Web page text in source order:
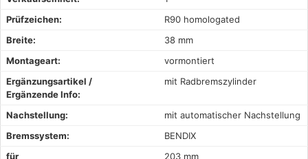
Prüfzeichen:
R90 homologated
Breite:
38 mm
Montageart:
vormontiert
Ergänzungsartikel /
Ergänzende Info:
mit Radbremszylinder
Nachstellung:
mit automatischer Nachstellung
Bremssystem:
BENDIX
für
203 mm